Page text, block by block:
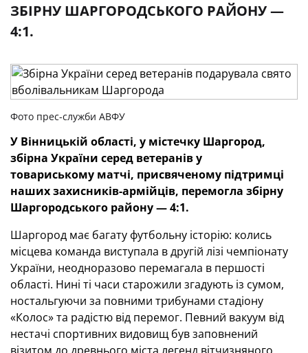
ЗБІРНУ ШАРГОРОДСЬКОГО РАЙОНУ —
4:1.
Фото прес-служби АВФУ
У Вінницькій області, у містечку Шаргород,
збірна України серед ветеранів у
товариському матчі, присвяченому підтримці
наших захисників-армійців, перемогла збірну
Шаргородського району — 4:1.
Шаргород має багату футбольну історію: колись
місцева команда виступала в другій лізі чемпіонату
України, неодноразово перемагала в першості
області. Нині ті часи старожили згадують із сумом,
ностальгуючи за повними трибунами стадіону
«Колос» та радістю від перемог. Певний вакуум від
нестачі спортивних видовищ був заповнений